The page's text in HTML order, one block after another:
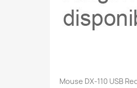
Mouse DX-110 USB